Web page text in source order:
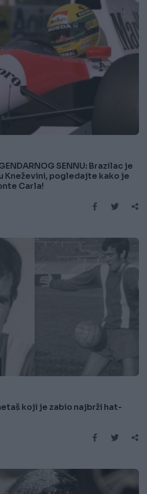
SENNU: Brazilac je
Kneževini, pogledajte kako je
Carla!
koji je zabio najbrži hat-